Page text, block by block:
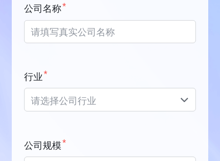
公司名称*
行业*
请选择公司行业
公司规模*